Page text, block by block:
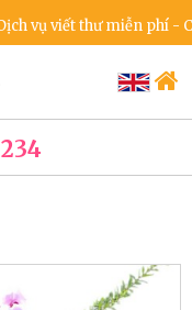
viết thư miễn phí -